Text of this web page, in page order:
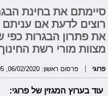
סיימתם את בחינת
רוצים לדעת אם עניתם
את פתרון הבגרות כפי
מצוות מורי רשת
פרוגי פרסום ראשון: 06/02/2020, 15:05
עוד בערוץ המגזין של פרוגי: